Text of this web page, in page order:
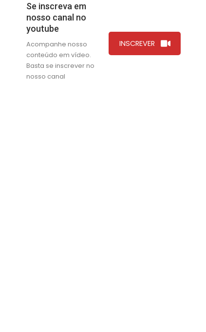
Se inscreva em
nosso canal no
youtube
Acompanhe nosso
conteúdo em vídeo.
Basta se inscrever no
nosso canal
INSCREVER